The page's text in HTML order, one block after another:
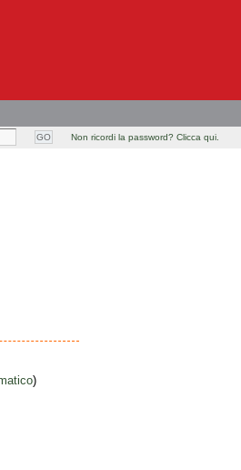
Non ricordi la password? Clicca qui.
)